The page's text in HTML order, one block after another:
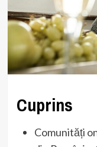
Cuprins
Comunități